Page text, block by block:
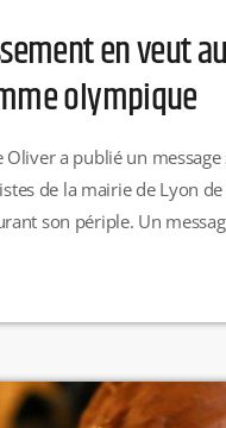
en veut
olympique
a publié un message
de la mairie de Lyon
son périple. Un